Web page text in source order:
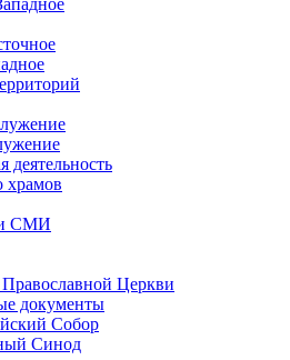
деятельность
храмов
и СМИ
Православной Церкви
документы
Собор
Синод